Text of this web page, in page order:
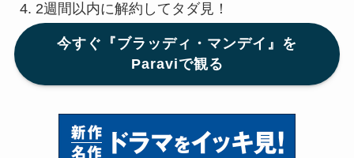
2週間以内に解約してタダ見！
今すぐ『ブラッディ・マンデイ』を
Paraviで観る